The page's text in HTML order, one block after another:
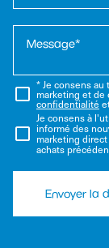
* Je consens
marketing et de
confidentialité
Je consens à
informé des
marketing
achats
Envoyer la